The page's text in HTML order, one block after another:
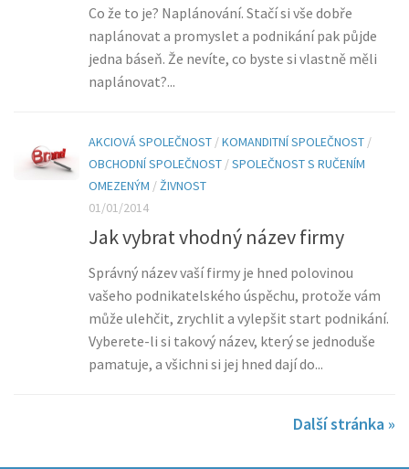
Co že to je? Naplánování. Stačí si vše dobře
naplánovat a promyslet a podnikání pak půjde
jedna báseň. Že nevíte, co byste si vlastně měli
naplánovat?...
AKCIOVÁ SPOLEČNOST /KOMANDITNÍ SPOLEČNOST /
OBCHODNÍ SPOLEČNOST /SPOLEČNOST S RUČENÍM
OMEZENÝM /ŽIVNOST
01/01/2014
Jak vybrat vhodný název firmy
Správný název vaší firmy je hned polovinou
vašeho podnikatelského úspěchu, protože vám
může ulehčit, zrychlit a vylepšit start podnikání.
Vyberete-li si takový název, který se jednoduše
pamatuje, a všichni si jej hned dají do...
Další stránka »